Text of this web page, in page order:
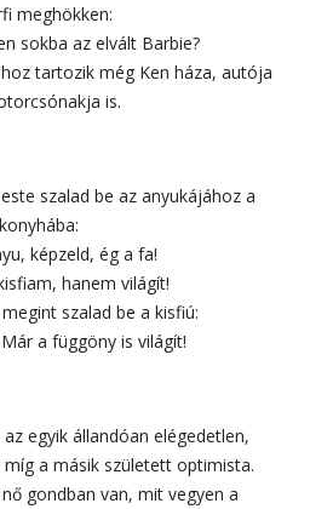
meghökken:
sokba az elvált Barbie?
tartozik még Ken háza, autója
is.
szalad be az anyukájához a
konyhába:
képzeld, ég a fa!
hanem világít!
szalad be a kisfiú:
a függöny is világít!
egyik állandóan elégedetlen,
a másik született optimista.
gondban van, mit vegyen a